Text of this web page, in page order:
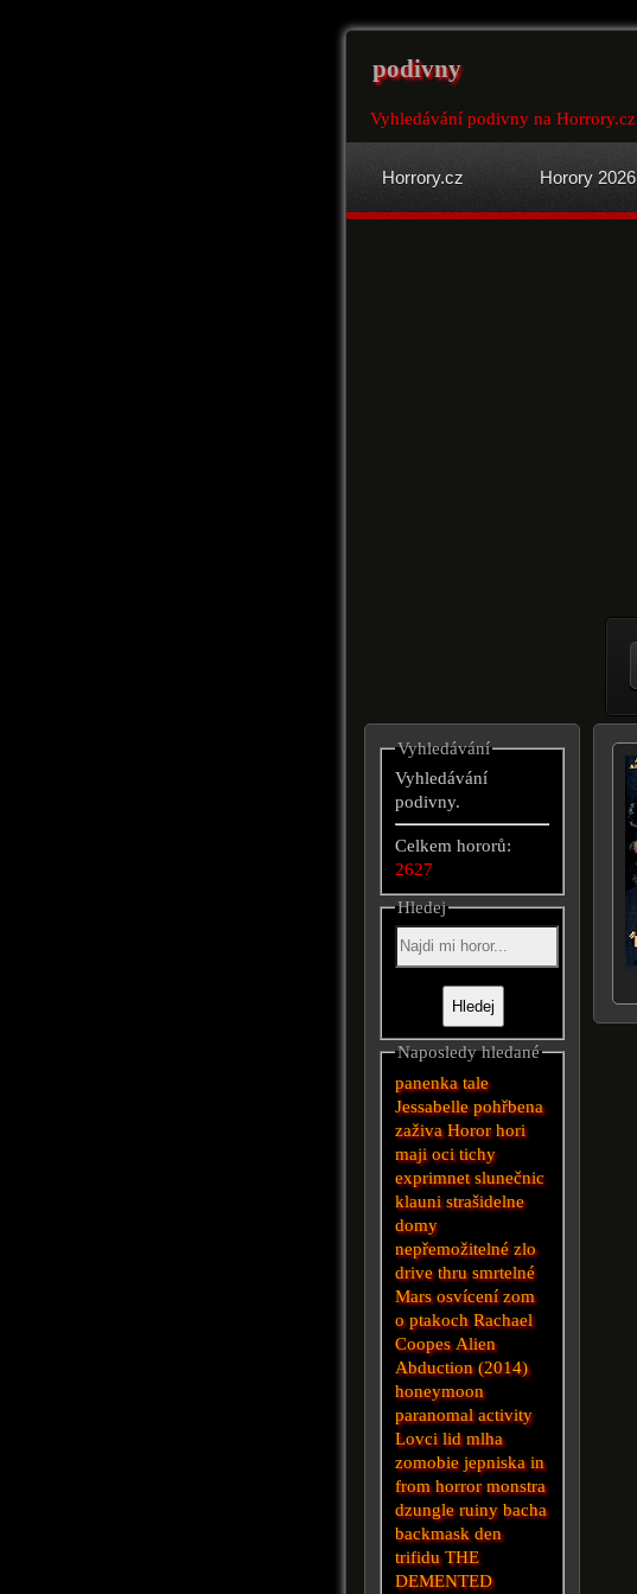
podivny
Vyhledávání podivny na Horrory.cz
Horrory.cz Horory 2026
Vyhledávání
Vyhledávání
podivny.
Celkem hororů:
2627
Hledej
Naposledy hledané
panenka tale
Jessabelle pohřbena
zaživa Horor hori
maji oci tichy
exprimnet slunečnic
klauni strašidelne
domy
nepřemožitelné zlo
drive thru smrtelné
Mars osvícení zom
o ptakoch Rachael
Coopes Alien
Abduction (2014)
honeymoon
paranomal activity
Lovci lid mlha
zomobie jepniska in
from horror monstra
dzungle ruiny bacha
backmask den
trifidu THE
DEMENTED